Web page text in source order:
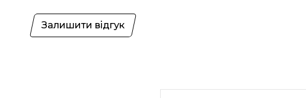
Залишити відгук